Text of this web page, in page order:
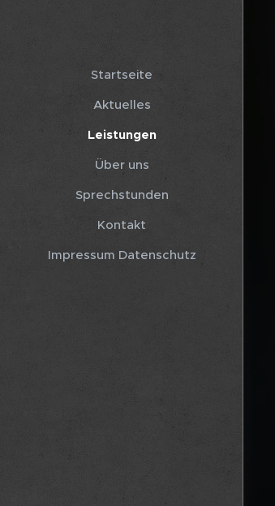
Startseite
Aktuelles
Leistungen
Über uns
Sprechstunden
Kontakt
Impressum Datenschutz